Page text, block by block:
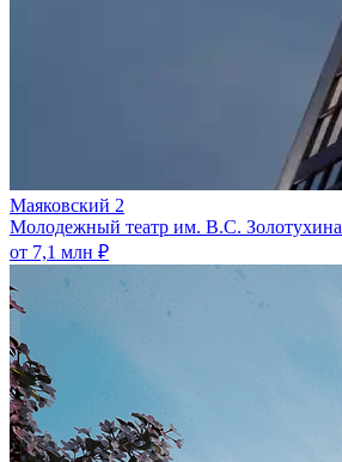
Маяковский 2
Молодежный театр им. В.С. Золотухина
от 7,1 млн ₽